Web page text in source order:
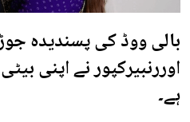
بالی ووڈ کی پسندیدہ
اوررنبیرکپور نے اپنی
ہے۔